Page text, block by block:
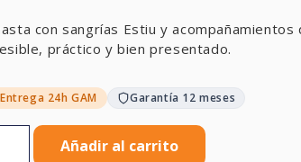
con sangrías Estiu y
práctico y bien presentado.
Entrega 24h GAM Garantía 12 meses
Añadir al carrito